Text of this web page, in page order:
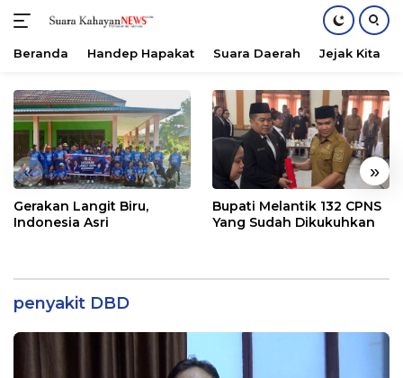
konten
Beranda Handep Hapakat Suara Daerah Jejak Kita
« »
Gerakan Langit Biru,
Indonesia Asri
Bupati Melantik 132 CPNS
Yang Sudah Dikukuhkan
penyakit DBD